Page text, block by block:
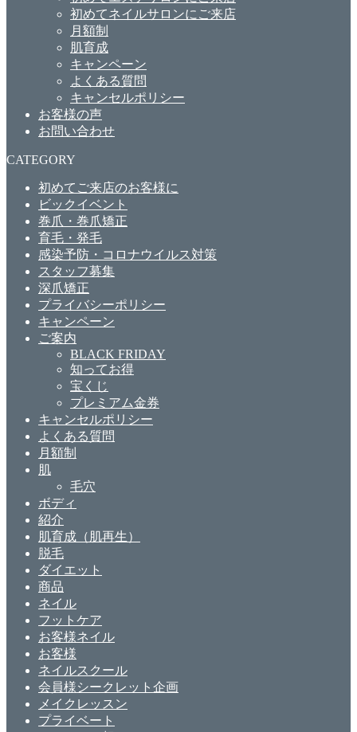
初めてネイルサロンにご来店
月額制
肌育成
キャンペーン
よくある質問
キャンセルポリシー
お客様の声
お問い合わせ
CATEGORY
初めてご来店のお客様に
ビックイベント
巻爪・巻爪矯正
育毛・発毛
感染予防・コロナウイルス対策
スタッフ募集
深爪矯正
プライバシーポリシー
キャンペーン
ご案内
BLACK FRIDAY
知ってお得
宝くじ
プレミアム金券
キャンセルポリシー
よくある質問
月額制
肌
毛穴
ボディ
紹介
肌育成（肌再生）
脱毛
ダイエット
商品
ネイル
フットケア
お客様ネイル
お客様
ネイルスクール
会員様シークレット企画
メイクレッスン
プライベート